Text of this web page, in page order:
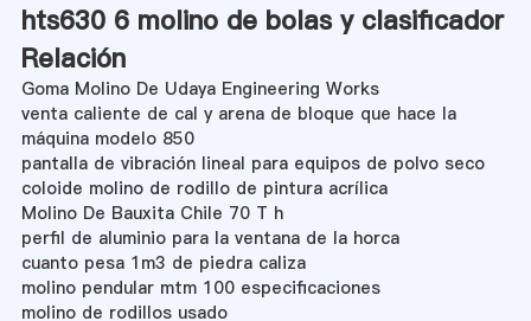
hts630 6 molino de bolas y clasificador
Relación
Goma Molino De Udaya Engineering Works
venta caliente de cal y arena de bloque que hace la
máquina modelo 850
pantalla de vibración lineal para equipos de polvo seco
coloide molino de rodillo de pintura acrílica
Molino De Bauxita Chile 70 T h
perfil de aluminio para la ventana de la horca
cuanto pesa 1m3 de piedra caliza
molino pendular mtm 100 especificaciones
molino de rodillos usado